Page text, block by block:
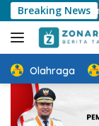
Langsung
ke
konten
Breaking News
Drive-Thru
Olahraga